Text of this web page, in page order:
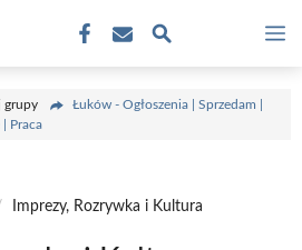
grupy
Łuków - Ogłoszenia | Sprzedam |
Praca
Imprezy, Rozrywka i Kultura